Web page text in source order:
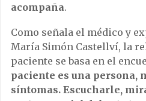
acompaña.
Como señala el médico y
María Simón Castellví, la
paciente se basa en el
paciente es una persona,
síntomas. Escucharle,